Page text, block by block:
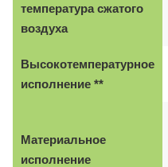
температура сжатого
воздуха
Высокотемпературное
исполнение **
Материальное
исполнение